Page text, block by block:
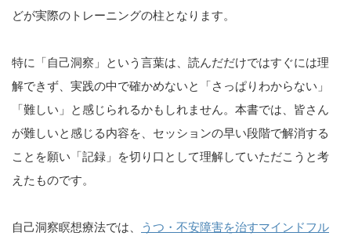
どが実際のトレーニングの柱となります。
特に「自己洞察」という言葉は、読んだだけではすぐには理
解できず、実践の中で確かめないと「さっぱりわからない」
「難しい」と感じられるかもしれません。本書では、皆さん
が難しいと感じる内容を、セッションの早い段階で解消する
ことを願い「記録」を切り口として理解していただこうと考
えたものです。
自己洞察瞑想療法では、
うつ・不安障害を治すマインドフル